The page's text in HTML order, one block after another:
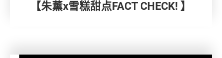
【朱薰x雪糕甜点FACT CHECK! 】